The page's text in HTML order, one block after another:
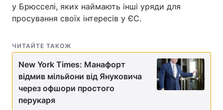
у Брюсселі, яких наймають інші уряди для
просування своїх інтересів у ЄС.
ЧИТАЙТЕ ТАКОЖ
New York Times: Манафорт
відмив мільйони від Януковича
через офшори простого
перукаря